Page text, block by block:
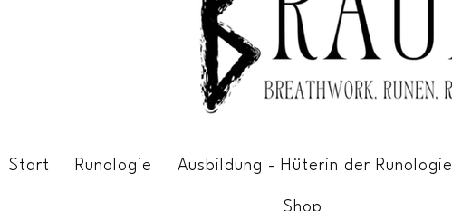
Start Runologie Ausbildung - Hüterin der Runologie
Shop